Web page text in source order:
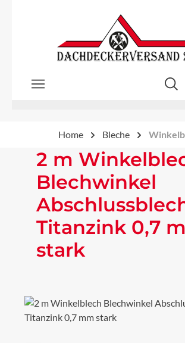
Zum Hauptinhalt springen
Home Bleche
2 m
Blechwinkel
Titanzink 0,7
stark
Bildergalerie überspringen